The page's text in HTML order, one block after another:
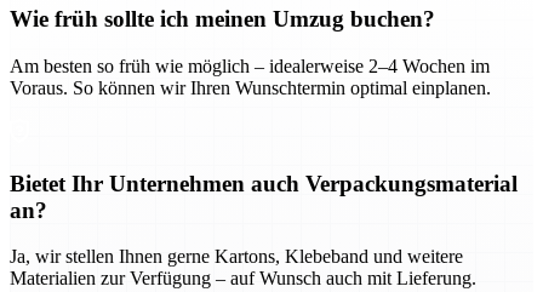
Wie früh sollte ich meinen Umzug buchen?
Am besten so früh wie möglich – idealerweise 2–4 Wochen im
Voraus. So können wir Ihren Wunschtermin optimal einplanen.
Bietet Ihr Unternehmen auch Verpackungsmaterial
an?
Ja, wir stellen Ihnen gerne Kartons, Klebeband und weitere
Materialien zur Verfügung – auf Wunsch auch mit Lieferung.